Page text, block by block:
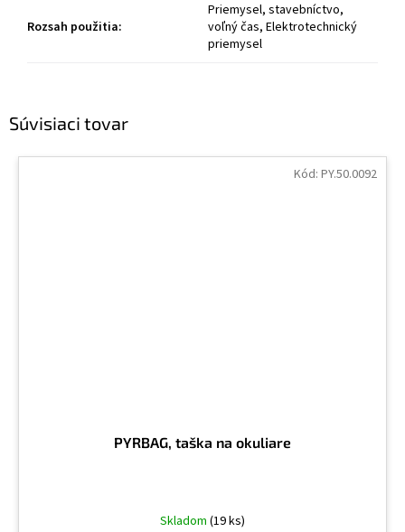
Súvisiaci tovar
PYRBAG, taška na okuliare
Skladom (19 ks)
Kód: PY.50.0092
Rozsah použitia:
Priemysel, stavebníctvo,
voľný čas, Elektrotechnický
priemysel